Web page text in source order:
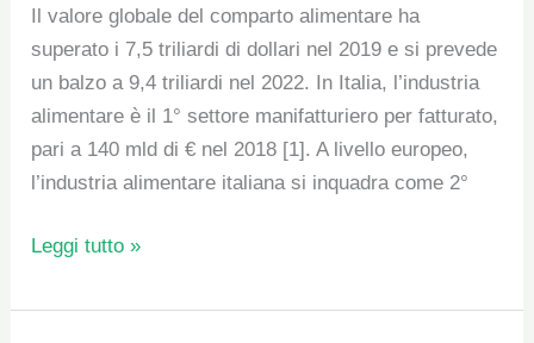
Il valore globale del comparto alimentare ha
superato i 7,5 triliardi di dollari nel 2019 e si prevede
un balzo a 9,4 triliardi nel 2022. In Italia, l’industria
alimentare è il 1° settore manifatturiero per fatturato,
pari a 140 mld di € nel 2018 [1]. A livello europeo,
l’industria alimentare italiana si inquadra come 2°
innovazione?
Leggi tutto »